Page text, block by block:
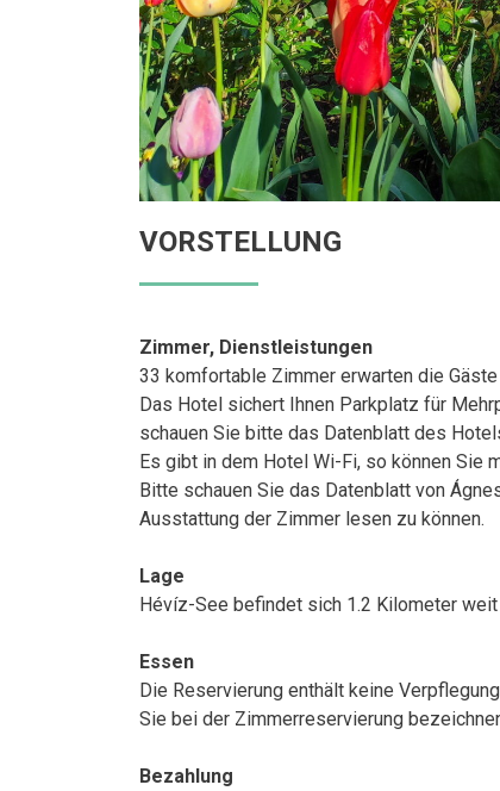
VORSTELLUNG
Zimmer, Dienstleistungen
33 komfortable Zimmer erwarten die
Das Hotel sichert Ihnen Parkplatz für
schauen Sie bitte das Datenblatt des
Es gibt in dem Hotel Wi-Fi, so können Sie
Bitte schauen Sie das Datenblatt von
Ausstattung der Zimmer lesen zu können.
Lage
Hévíz-See befindet sich 1.2 Kilometer
Essen
Die Reservierung enthält keine
Sie bei der Zimmerreservierung
Bezahlung